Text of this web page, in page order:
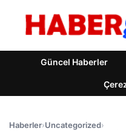
Güncel Haberler
Haberler›Uncategorized›